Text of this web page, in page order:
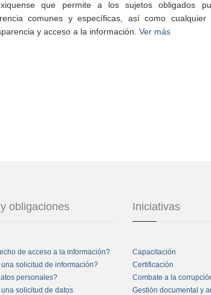
que permite a los sujetos obligados
comunes y específicas, así como cualquier
y acceso a la información. Ver más
obligaciones
de acceso a la información?
solicitud de información?
personales?
solicitud de datos
Iniciativas
Capacitación
Certificación
Combate a la
Gestión documental y